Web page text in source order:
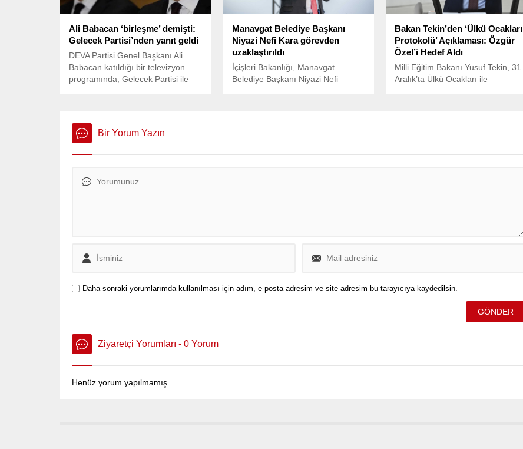
Ali Babacan ‘birleşme’ demişti:
Gelecek Partisi’nden yanıt geldi
DEVA Partisi Genel Başkanı Ali
Babacan katıldığı bir televizyon
programında, Gelecek Partisi ile
verdi.
Manavgat Belediye Başkanı
Niyazi Nefi Kara görevden
uzaklaştırıldı
İçişleri Bakanlığı, Manavgat
Belediye Başkanı Niyazi Nefi
Bakan Tekin’den ‘Ülkü Ocakları
Protokolü’ Açıklaması: Özgür
Özel’i Hedef Aldı
Milli Eğitim Bakanı Yusuf Tekin, 31
Aralık’ta Ülkü Ocakları ile
Bir Yorum Yazın
Daha sonraki yorumlarımda kullanılması için adım, e-posta adresim ve site adresim bu tarayıcıya kaydedilsin.
Ziyaretçi Yorumları - 0 Yorum
Henüz yorum yapılmamış.